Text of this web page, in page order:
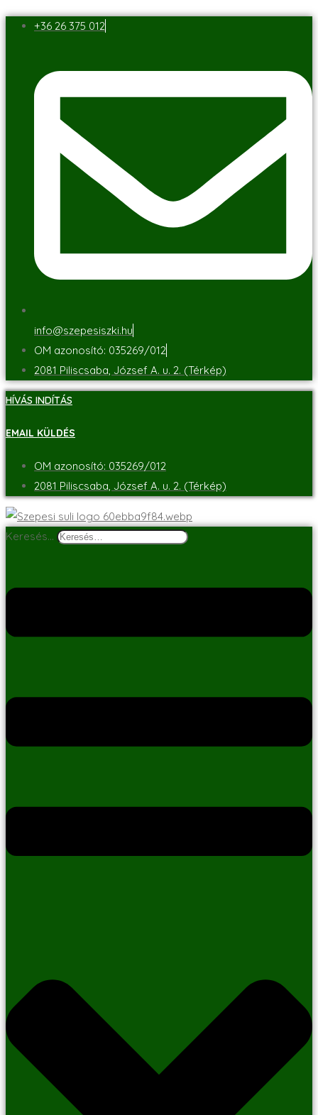
+36 26 375 012
info@szepesiszki.hu
OM azonosító: 035269/012
2081 Piliscsaba, József A. u. 2. (Térkép)
HÍVÁS INDÍTÁS
EMAIL KÜLDÉS
OM azonosító: 035269/012
2081 Piliscsaba, József A. u. 2. (Térkép)
Keresés…